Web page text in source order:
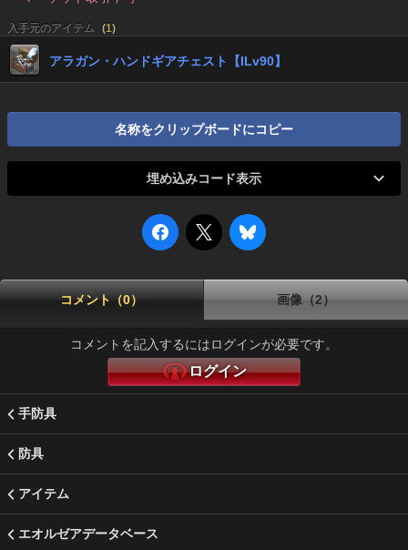
入手元のアイテム (1)
アラガン・ハンドギアチェスト【ILv90】
名称をクリップボードにコピー
埋め込みコード表示
コメント（0） 画像（2）
コメントを記入するにはログインが必要です。
ログイン
手防具
防具
アイテム
エオルゼアデータベース